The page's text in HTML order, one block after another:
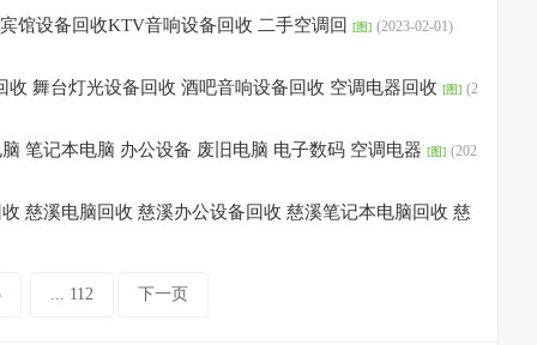
馆设备回收KTV音响设备回收 二手空调回 [图] (2023-02-01)
收 舞台灯光设备回收 酒吧音响设备回收 空调电器回收 [图] (2
笔记本电脑 办公设备 废旧电脑 电子数码 空调电器 [图] (202
慈溪电脑回收 慈溪办公设备回收 慈溪笔记本电脑回收 慈
... 112 下一页